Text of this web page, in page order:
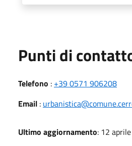
Punti di
Telefono : +39 0571 906208
Email :
Ultimo aggiornamento: 12